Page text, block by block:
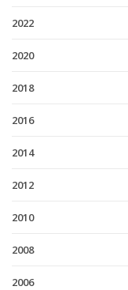
2022
2020
2018
2016
2014
2012
2010
2008
2006